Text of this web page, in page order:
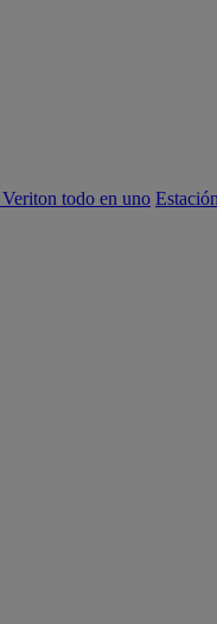
todo en uno